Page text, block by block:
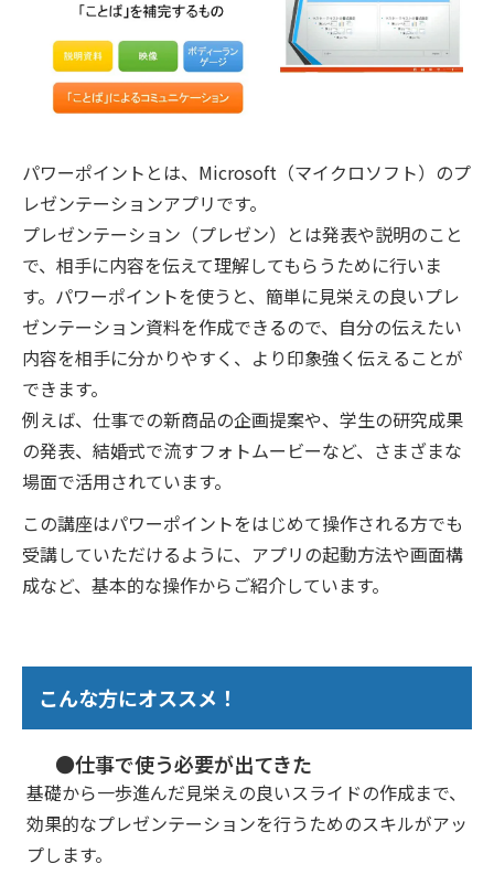
パワーポイントとは、Microsoft（マイクロソフト）のプ
レゼンテーションアプリです。
プレゼンテーション（プレゼン）とは発表や説明のこと
で、相手に内容を伝えて理解してもらうために行いま
す。パワーポイントを使うと、簡単に見栄えの良いプレ
ゼンテーション資料を作成できるので、自分の伝えたい
内容を相手に分かりやすく、より印象強く伝えることが
できます。
例えば、仕事での新商品の企画提案や、学生の研究成果
の発表、結婚式で流すフォトムービーなど、さまざまな
場面で活用されています。
この講座はパワーポイントをはじめて操作される方でも
受講していただけるように、アプリの起動方法や画面構
成など、基本的な操作からご紹介しています。
こんな方にオススメ！
●仕事で使う必要が出てきた
基礎から一歩進んだ見栄えの良いスライドの作成まで、
効果的なプレゼンテーションを行うためのスキルがアッ
プします。